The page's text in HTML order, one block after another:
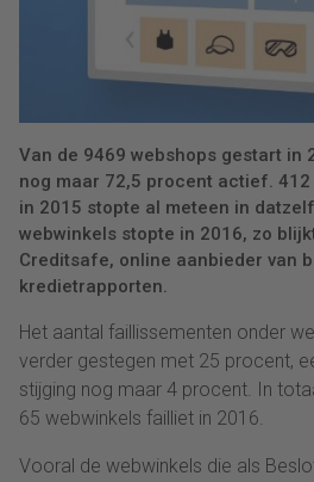
Van de 9469 webshops gestart in
nog maar 72,5 procent actief.
in 2015 stopte al meteen in
webwinkels stopte in 2016, zo
Creditsafe, online aanbieder van
kredietrapporten.
Het aantal faillissementen onder
verder gestegen met 25 procent,
stijging nog maar 4 procent. In
65 webwinkels failliet in 2016.
Vooral de webwinkels die als